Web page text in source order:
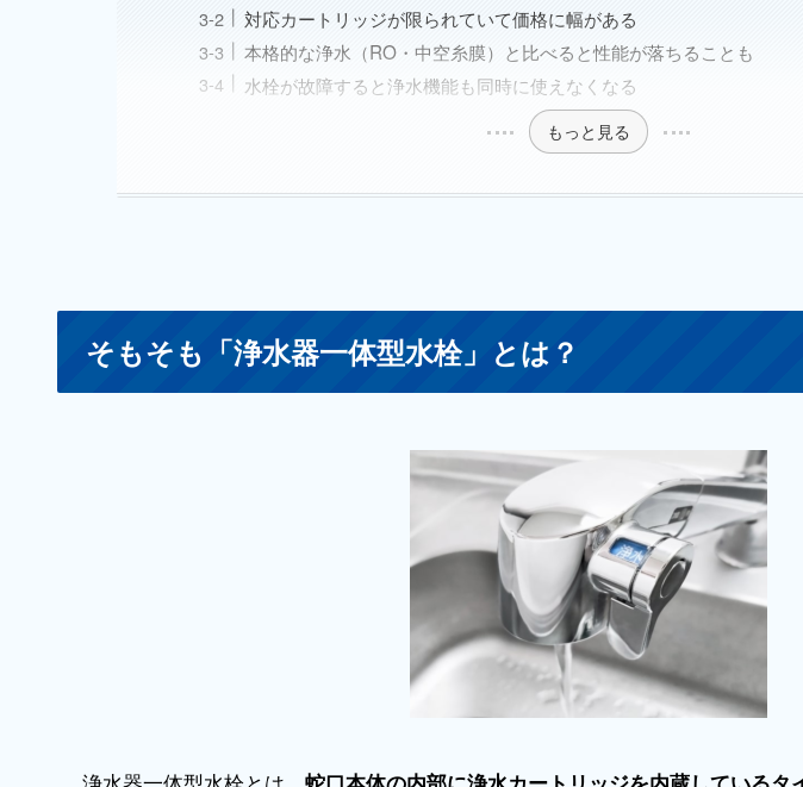
対応カートリッジが限られていて価格に幅がある
本格的な浄水（RO・中空糸膜）と比べると性能が落ちることも
水栓が故障すると浄水機能も同時に使えなくなる
もっと見る
そもそも「浄水器一体型水栓」とは？